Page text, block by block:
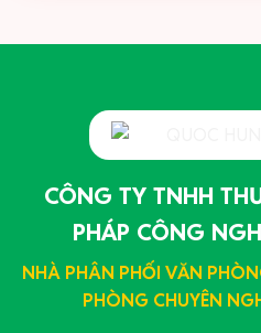
CÔNG TY TNHH
PHÁP CÔNG
NHÀ PHÂN PHỐI VĂN
PHÒNG CHUYÊN